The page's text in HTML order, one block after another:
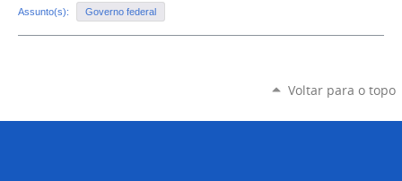
Assunto(s): Governo federal
Voltar para o topo